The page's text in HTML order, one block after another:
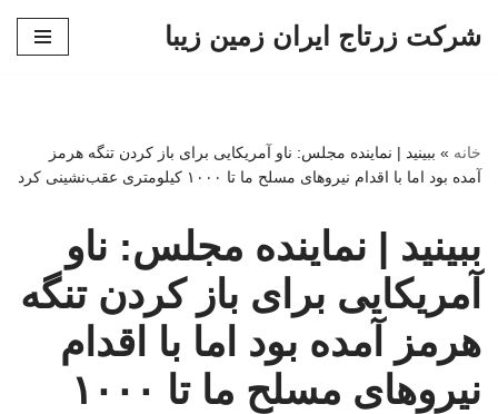
شرکت زرتاج ایران زمین زیبا
خانه » ببینید | نماینده مجلس: ناو آمریکایی برای باز کردن تنگه هرمز
آمده بود اما با اقدام نیروهای مسلح ما تا ۱۰۰۰ کیلومتری عقب‌نشینی کرد
ببینید | نماینده مجلس: ناو
آمریکایی برای باز کردن تنگه
هرمز آمده بود اما با اقدام
نیروهای مسلح ما تا ۱۰۰۰